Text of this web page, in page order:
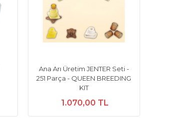
Ana Arı Üretim JENTER Seti -
251 Parça - QUEEN BREEDING
KIT
1.070,00 TL